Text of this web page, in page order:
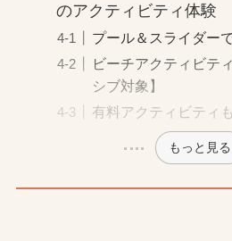
のアクティビティ体験
プール＆スライダー
ビーチアクティビテ
シブ対象】
有料アクティビティ
もっと見る